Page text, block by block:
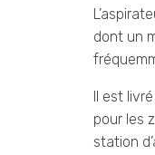
dont un
Il est
pour les
station